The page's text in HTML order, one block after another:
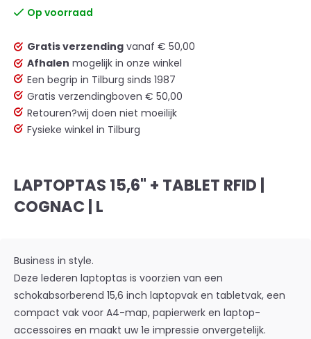
Op voorraad
Gratis verzending vanaf € 50,00
Afhalen mogelijk in onze winkel
Een begrip in Tilburg sinds 1987
Gratis verzendingboven € 50,00
Retouren?wij doen niet moeilijk
Fysieke winkel in Tilburg
LAPTOPTAS 15,6" + TABLET RFID |
COGNAC | L
Business in style.
Deze lederen laptoptas is voorzien van een
schokabsorberend 15,6 inch laptopvak en tabletvak, een
compact vak voor A4-map, papierwerk en laptop-
accessoires en maakt uw 1e impressie onvergetelijk.